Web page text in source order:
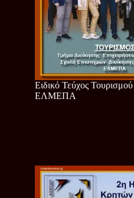
Ειδικό Τεύχος
ΕΛΜΕΠΑ